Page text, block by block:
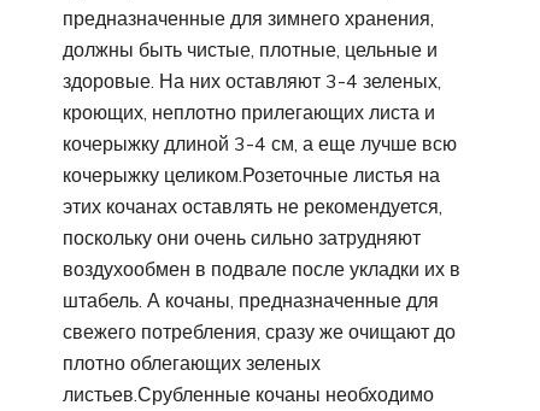
предназначенные для зимнего хранения,
должны быть чистые, плотные, цельные и
здоровые. На них оставляют 3-4 зеленых,
кроющих, неплотно прилегающих листа и
кочерыжку длиной 3-4 см, а еще лучше всю
кочерыжку целиком.Розеточные листья на
этих кочанах оставлять не рекомендуется,
поскольку они очень сильно затрудняют
воздухообмен в подвале после укладки их в
штабель. А кочаны, предназначенные для
свежего потребления, сразу же очищают до
плотно облегающих зеленых
листьев.Срубленные кочаны необходимо